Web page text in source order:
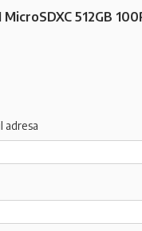
512GB
adresa